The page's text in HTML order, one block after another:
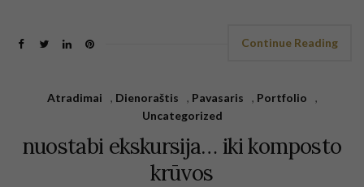
Continue Reading
Atradimai , Dienoraštis , Pavasaris , Portfolio
,
Uncategorized
nuostabi ekskursija… iki komposto
krūvos